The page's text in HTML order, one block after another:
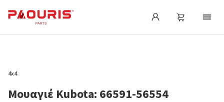
4x4
Μουαγιέ Kubota: 66591-56554